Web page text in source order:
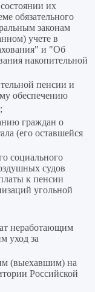
их
обязательного
законам
учете в
и "Об
накопительной
пенсии и
обеспечению
граждан о
(его оставшейся
социального
судов
к пенсии
угольной
неработающим
уход за
(выехавшим) на
Российской